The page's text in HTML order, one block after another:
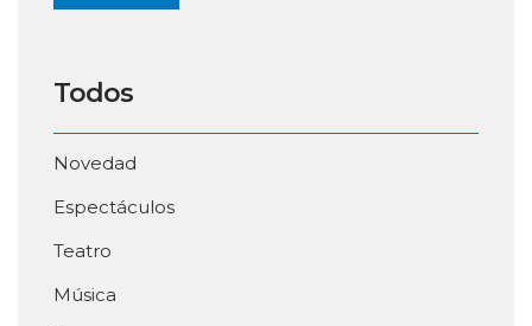
Todos
Novedad
Espectáculos
Teatro
Música